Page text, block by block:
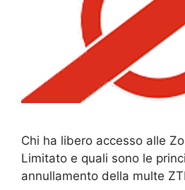
Chi ha libero accesso alle
Limitato e quali sono le
annullamento della multe